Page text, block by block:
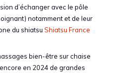
d’échanger avec le pôle
notamment et de leur
du shiatsu Shiatsu France
bien-être sur chaise
en 2024 de grandes